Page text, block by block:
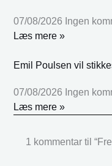
07/08/2026 Ingen
Læs mere »
Emil Poulsen vil
07/08/2026 Ingen
Læs mere »
1 kommentar til